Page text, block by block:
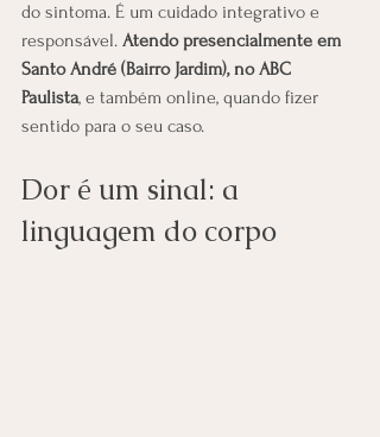
do sintoma. É um cuidado integrativo e
responsável. Atendo presencialmente em
Santo André (Bairro Jardim), no ABC
Paulista, e também online, quando fizer
sentido para o seu caso.
Dor é um sinal: a
linguagem do corpo